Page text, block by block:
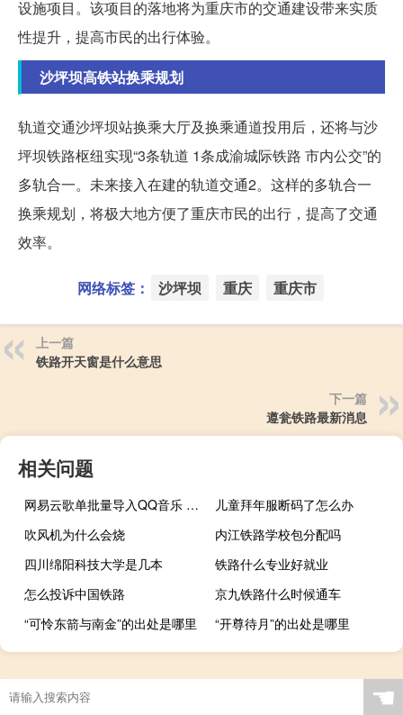
设施项目。该项目的落地将为重庆市的交通建设带来实质
性提升，提高市民的出行体验。
沙坪坝高铁站换乘规划
轨道交通沙坪坝站换乘大厅及换乘通道投用后，还将与沙
坪坝铁路枢纽实现“3条轨道 1条成渝城际铁路 市内公交”的
多轨合一。未来接入在建的轨道交通2。这样的多轨合一
换乘规划，将极大地方便了重庆市民的出行，提高了交通
效率。
网络标签： 沙坪坝 重庆 重庆市
上一篇
铁路开天窗是什么意思
下一篇
遵瓮铁路最新消息
相关问题
网易云歌单批量导入QQ音乐 V1.0 绿色免费版（网易云歌单批量导入QQ音乐 V1.0 绿色免费版功能简介）
儿童拜年服断码了怎么办
吹风机为什么会烧
内江铁路学校包分配吗
四川绵阳科技大学是几本
铁路什么专业好就业
怎么投诉中国铁路
京九铁路什么时候通车
“可怜东箭与南金”的出处是哪里
“开尊待月”的出处是哪里
☚